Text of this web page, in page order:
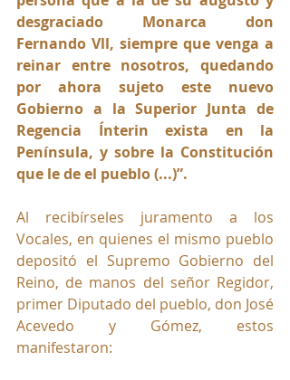
desgraciado Monarca don
Fernando Vll, siempre que venga a
reinar entre nosotros, quedando
por ahora sujeto este nuevo
Gobierno a la Superior Junta de
Regencia Ínterin exista en la
Península, y sobre la Constitución
que le de el pueblo (...)”.
Al recibírseles juramento a los
Vocales, en quienes el mismo pueblo
depositó el Supremo Gobierno del
Reino, de manos del señor Regidor,
primer Diputado del pueblo, don José
Acevedo y Gómez, estos
manifestaron: